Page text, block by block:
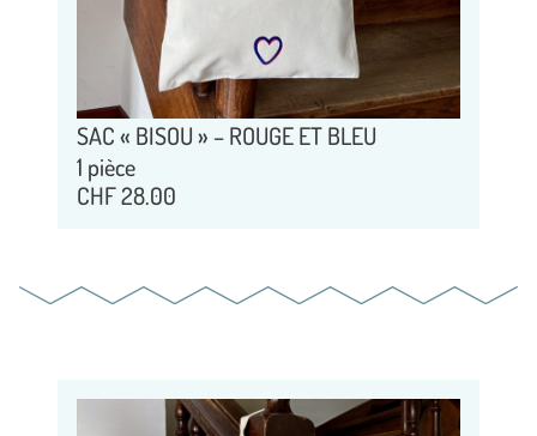
SAC « BISOU » – ROUGE ET BLEU
1 pièce
CHF28.00